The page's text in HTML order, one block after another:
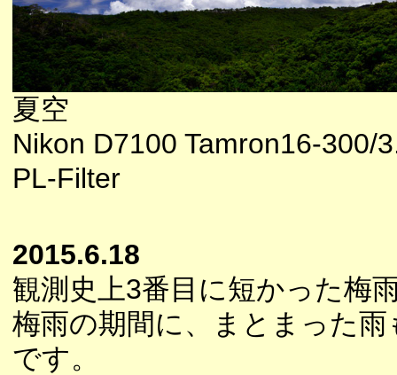
夏空
Nikon D7100 Tamron16-300/
PL-Filter
2015.6.18
観測史上3番目に短かった梅
梅雨の期間に、まとまった
です。